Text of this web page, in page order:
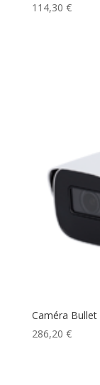
114,30 €
Caméra
286,20 €